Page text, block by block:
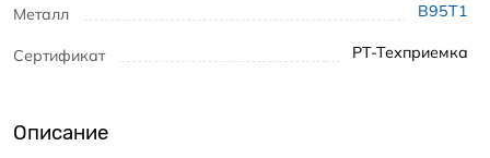
Металл В95Т1
Сертификат РТ-Техприемка
Описание